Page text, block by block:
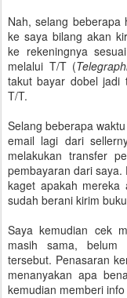
Nah, selang beberapa
ke saya bilang akan
ke rekeningnya
melalui T/T (
takut bayar dobel jadi
T/T.
Selang beberapa
email lagi dari
melakukan transfer
pembayaran dari
kaget apakah mereka
sudah berani kirim
Saya kemudian cek
masih sama, belum
tersebut. Penasaran
menanyakan apa
kemudian memberi